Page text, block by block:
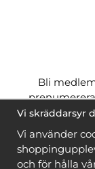
Bli
ner många
när du
är
Vi skräddarsyr
Vi använder
och för hålla